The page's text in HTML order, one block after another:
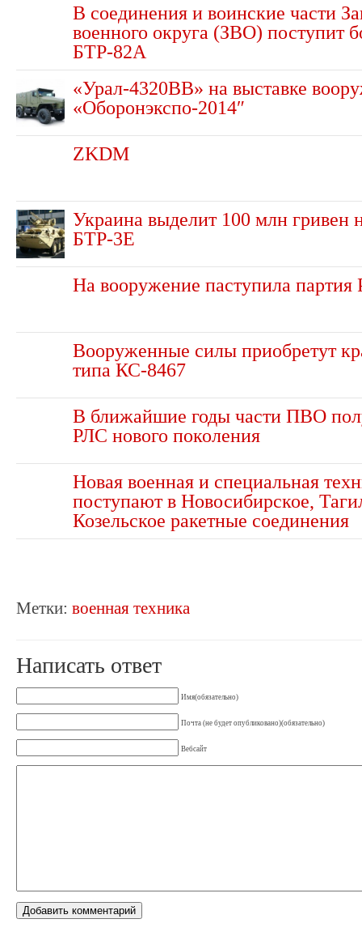
В соединения и воинские части
военного округа (ЗВО) поступит
БТР-82А
«Урал-4320ВВ» на выставке
«Оборонэкспо-2014″
ZKDM
Украина выделит 100 млн гривен
БТР-3Е
На вооружение паступила партия
Вооруженные силы приобретут
типа КС-8467
В ближайшие годы части ПВО
РЛС нового поколения
Новая военная и специальная
поступают в Новосибирское,
Козельское ракетные соединения
Метки: военная техника
Написать ответ
Имя(обязательно)
Почта (не будет опубликовано)(обязательно)
Вебсайт